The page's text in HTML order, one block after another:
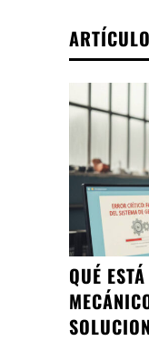
QUÉ